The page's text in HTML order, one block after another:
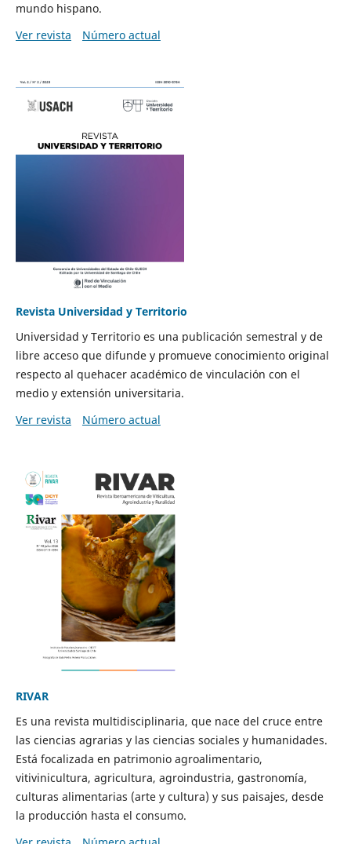
mundo hispano.
Ver revista
Número actual
Revista Universidad y Territorio
Universidad y Territorio es una publicación semestral y de
libre acceso que difunde y promueve conocimiento original
respecto al quehacer académico de vinculación con el
medio y extensión universitaria.
Ver revista
Número actual
RIVAR
Es una revista multidisciplinaria, que nace del cruce entre
las ciencias agrarias y las ciencias sociales y humanidades.
Está focalizada en patrimonio agroalimentario,
vitivinicultura, agricultura, agroindustria, gastronomía,
culturas alimentarias (arte y cultura) y sus paisajes, desde
la producción hasta el consumo.